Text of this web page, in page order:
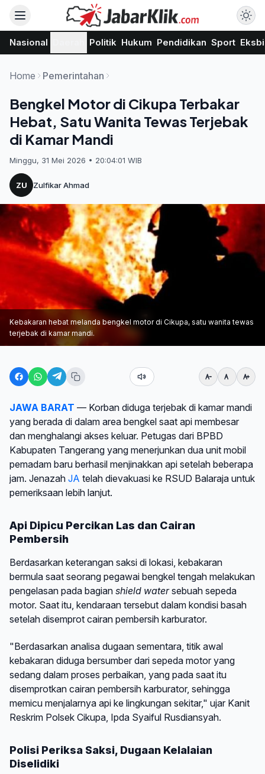
Nasional Politik Hukum Pendidikan Sport
Home Pemerintahan
Bengkel Motor di Cikupa Terbakar
Hebat, Satu Wanita Tewas Terjebak
di Kamar Mandi
Minggu, 31 Mei 2026 • 20:04:01 WIB
ZU Zulfikar Ahmad
Kebakaran hebat melanda bengkel motor di Cikupa, satu wanita tewas
terjebak di kamar mandi.
JAWA BARAT — Korban diduga terjebak di kamar mandi
yang berada di dalam area bengkel saat api membesar
dan menghalangi akses keluar. Petugas dari BPBD
Kabupaten Tangerang yang menerjunkan dua unit mobil
pemadam baru berhasil menjinakkan api setelah beberapa
jam. Jenazah JA telah dievakuasi ke RSUD Balaraja untuk
pemeriksaan lebih lanjut.
Api Dipicu Percikan Las dan Cairan
Pembersih
Berdasarkan keterangan saksi di lokasi, kebakaran
bermula saat seorang pegawai bengkel tengah melakukan
pengelasan pada bagian shield watersebuah sepeda
motor. Saat itu, kendaraan tersebut dalam kondisi basah
setelah disemprot cairan pembersih karburator.
"Berdasarkan analisa dugaan sementara, titik awal
kebakaran diduga bersumber dari sepeda motor yang
sedang dalam proses perbaikan, yang pada saat itu
disemprotkan cairan pembersih karburator, sehingga
memicu menjalarnya api ke lingkungan sekitar," ujar Kanit
Reskrim Polsek Cikupa, Ipda Syaiful Rusdiansyah.
Polisi Periksa Saksi, Dugaan Kelalaian
Diselidiki